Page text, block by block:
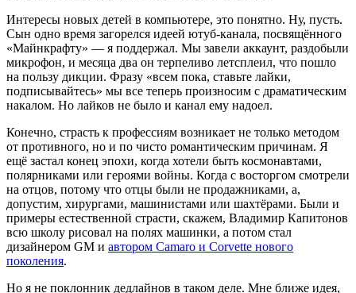
Интересы новых детей в компьютере, это понятно. Ну, пусть.
Сын одно время загорелся идеей ютуб-канала, посвящённого
«Майнкрафту» — я поддержал. Мы завели аккаунт, раздобыли
микрофон, и месяца два он терпеливо летсплеил, что пошло
на пользу дикции. Фразу «всем пока, ставьте лайки,
подписывайтесь» мы все теперь произносим с драматическим
накалом. Но лайков не было и канал ему надоел.
Конечно, страсть к профессиям возникает не только методом
от противного, но и по чисто романтическим причинам. Я
ещё застал конец эпохи, когда хотели быть космонавтами,
полярниками или героями войны. Когда с восторгом смотрели
на отцов, потому что отцы были не продажниками, а,
допустим, хирургами, машинистами или шахтёрами. Были и
примеры естественной страсти, скажем, Владимир Капитонов
всю школу рисовал на полях машинки, а потом стал
дизайнером GM и автором Camaro и Corvette нового
поколения.
Но я не поклонник дедлайнов в таком деле. Мне ближе идея,